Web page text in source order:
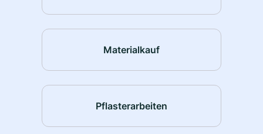
Materialkauf
Pflasterarbeiten